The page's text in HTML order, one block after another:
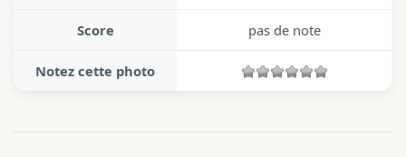
Score pas de note
Notez cette photo